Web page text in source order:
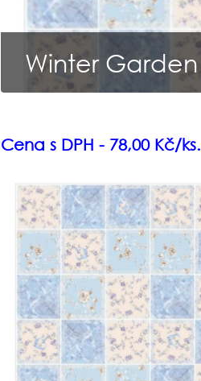
Winter Garden
Cena s DPH - 78,00 Kč/ks.